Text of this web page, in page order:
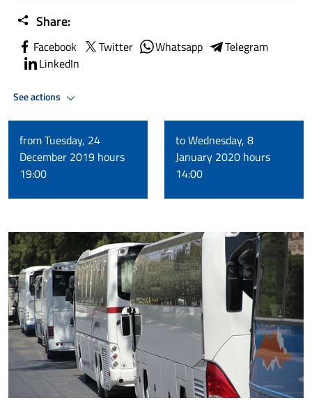
Share:
Facebook Twitter Whatsapp
Telegram
LinkedIn
See actions
from Tuesday, 24
December 2019 hours
19:00
to Wednesday, 8
January 2020 hours
14:00